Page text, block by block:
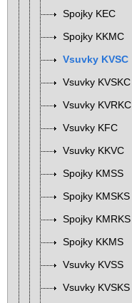
Spojky KEC
Spojky KKMC
Vsuvky KVSC
Vsuvky KVSKC
Vsuvky KVRKC
Vsuvky KFC
Vsuvky KKVC
Spojky KMSS
Spojky KMSKS
Spojky KMRKS
Spojky KKMS
Vsuvky KVSS
Vsuvky KVSKS